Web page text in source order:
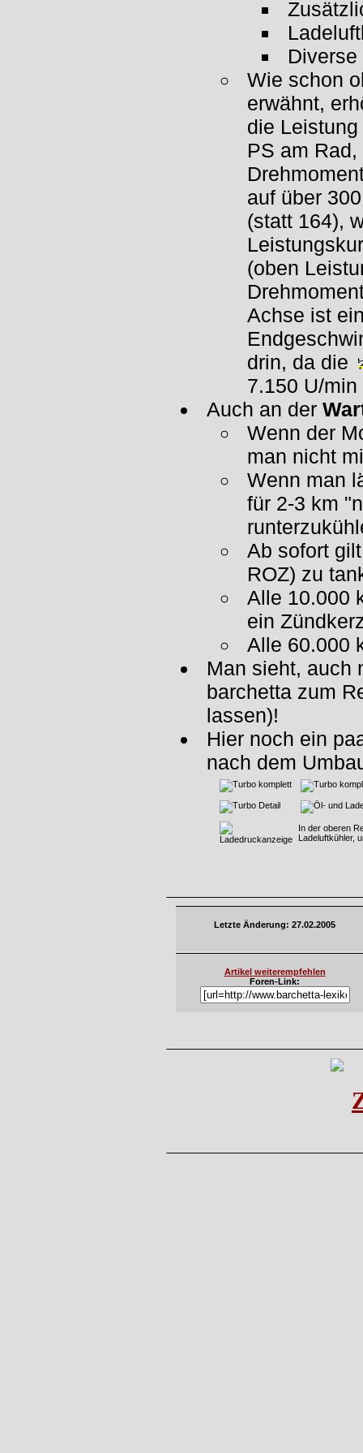
Wie schon
erwähnt,
die
PS am Rad,
auf über
(statt 164),
(oben
Achse ist
drin, da die
7.150 U/min
Auch an der
Wenn der
man nicht
Wenn man
für 2-3 km
Ab sofort
ROZ) zu
Alle 10.000
ein
Alle 60.000
Man sieht, auch
barchetta zum
lassen)!
Hier noch ein
nach dem
In der oberen
Ladeluftkühler,
Letzte Änderung: 27.02.2005
Artikel weiterempfehlen
Foren-Link: